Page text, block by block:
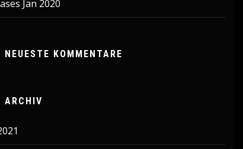
Jan 2020
NEUESTE KOMMENTARE
ARCHIV